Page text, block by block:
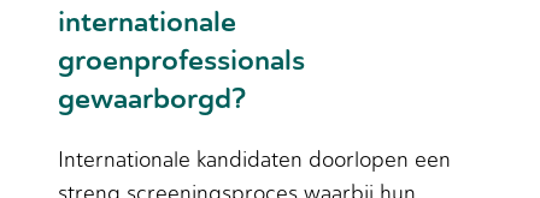
internationale
groenprofessionals
gewaarborgd?
Internationale kandidaten doorlopen een